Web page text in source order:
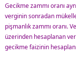
Gecikme zammı oranı
verginin sonradan
pişmanlık zammı oranı.
üzerinden hesaplanan
gecikme faizinin